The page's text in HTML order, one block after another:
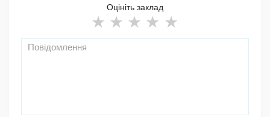
Оцініть заклад